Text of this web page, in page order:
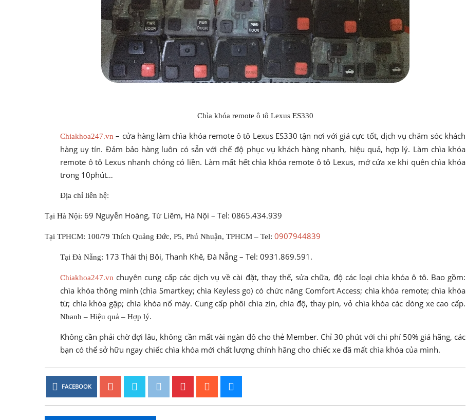
Chìa khóa remote ô tô Lexus ES330
Chiakhoa247.vn – cửa hàng làm chìa khóa remote ô tô Lexus ES330 tận nơi với giá cực tốt, dịch vụ chăm sóc khách
hàng uy tín. Đảm bảo hàng luôn có sẵn với chế độ phục vụ khách hàng nhanh, hiệu quả, hợp lý. Làm chìa khóa
remote ô tô Lexus nhanh chóng có liền. Làm mất hết chìa khóa remote ô tô Lexus, mở cửa xe khi quên chìa khóa
trong 10phút…
Địa chỉ liên hệ:
Tại Hà Nội: 69 Nguyễn Hoàng, Từ Liêm, Hà Nội – Tel: 0865.434.939
Tại TPHCM: 100/79 Thích Quảng Đức, P5, Phú Nhuận, TPHCM – Tel: 0907944839
Tại Đà Nẵng: 173 Thái thị Bôi, Thanh Khê, Đà Nẵng – Tel: 0931.869.591.
Chiakhoa247.vn chuyên cung cấp các dịch vụ về cài đặt, thay thế, sửa chữa, độ các loại chìa khóa ô tô. Bao gồm:
chìa khóa thông minh (chìa Smartkey; chìa Keyless go) có chức năng Comfort Access; chìa khóa remote; chìa khóa
từ; chìa khóa gập; chìa khóa nổ máy. Cung cấp phôi chìa zin, chìa độ, thay pin, vỏ chìa khóa các dòng xe cao cấp.
Nhanh – Hiệu quả – Hợp lý.
Không cần phải chờ đợi lâu, không cần mất vài ngàn đô cho thẻ Member. Chỉ 30 phút với chi phí 50% giá hãng, các
bạn có thể sở hữu ngay chiếc chìa khóa mới chất lượng chính hãng cho chiếc xe đã mất chìa khóa của mình.
FACEBOOK